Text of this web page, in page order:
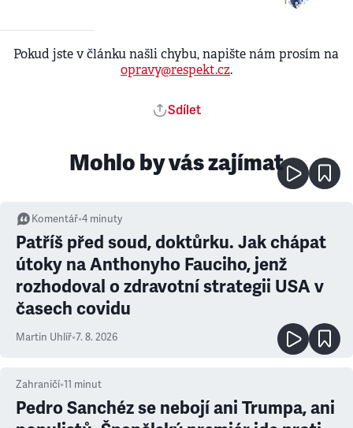
Pokud jste v článku našli chybu, napište nám prosím na
opravy@respekt.cz.
Sdílet
Mohlo by vás zajímat
Komentář•4 minuty
Patříš před soud, doktůrku. Jak chápat
útoky na Anthonyho Fauciho, jenž
rozhodoval o zdravotní strategii USA v
časech covidu
Martin Uhlíř•7. 8. 2026
Zahraničí•11 minut
Pedro Sanchéz se nebojí ani Trumpa, ani